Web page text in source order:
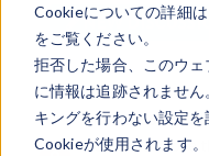
Cookieについての詳細
をご覧ください。
拒否した場合、このウ
に情報は追跡されませ
キングを行わない設定
Cookieが使用されます。
NEW
Discussion
created more